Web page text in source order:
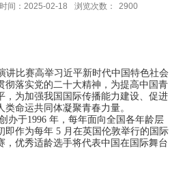
间：2025-02-18 浏览次数： 2900
讲比赛高举习近平新时代中国特色社会
彻落实党的二十大精神，为提高中国青
，为加强我国国际传播能力建设、促进
命运共同体凝聚青春力量。
办于1996年，每年面向全国各年龄层
即作为每年 5 月在英国伦敦举行的国际
，优秀适龄选手将代表中国在国际舞台